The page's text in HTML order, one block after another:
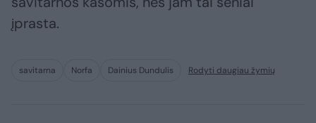
įprasta.
savitarna Norfa Dainius Dundulis Rodyti daugiau žymių